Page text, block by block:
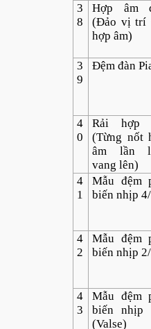
3
8
Hợp âm
(Đảo vị trí
hợp âm)
3
9
Đệm đàn
4
0
Rải hợp
(Từng nốt
âm lần
vang lên)
4
1
Mẫu đệm
biến nhịp
4
2
Mẫu đệm
biến nhịp
4
3
Mẫu đệm
biến nhịp
(Valse)